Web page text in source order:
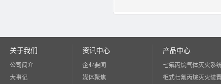
关于我们
公司简介
大事记
资讯中心
企业要闻
媒体聚焦
产品中心
七氟丙烷气体灭火系
柜式七氟丙烷灭火装